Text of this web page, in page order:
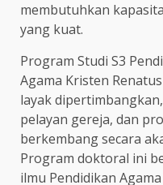
membutuhkan
yang kuat.
Program Studi S3
Agama Kristen
layak
pelayan gereja, dan
berkembang secara
Program doktoral ini
ilmu Pendidikan